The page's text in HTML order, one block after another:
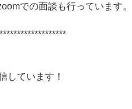
での面談も行っています。
しています！